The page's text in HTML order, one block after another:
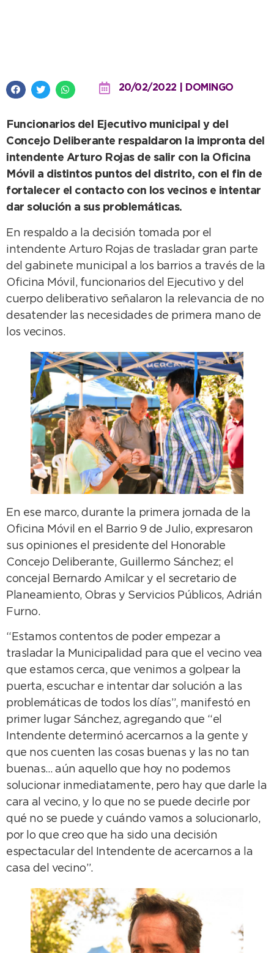
20/02/2022 | DOMINGO
Funcionarios del Ejecutivo municipal y del
Concejo Deliberante respaldaron la impronta del
intendente Arturo Rojas de salir con la Oficina
Móvil a distintos puntos del distrito, con el fin de
fortalecer el contacto con los vecinos e intentar
dar solución a sus problemáticas.
En respaldo a la decisión tomada por el
intendente Arturo Rojas de trasladar gran parte
del gabinete municipal a los barrios a través de la
Oficina Móvil, funcionarios del Ejecutivo y del
cuerpo deliberativo señalaron la relevancia de no
desatender las necesidades de primera mano de
los vecinos.
En ese marco, durante la primera jornada de la
Oficina Móvil en el Barrio 9 de Julio, expresaron
sus opiniones el presidente del Honorable
Concejo Deliberante, Guillermo Sánchez; el
concejal Bernardo Amilcar y el secretario de
Planeamiento, Obras y Servicios Públicos, Adrián
Furno.
“Estamos contentos de poder empezar a
trasladar la Municipalidad para que el vecino vea
que estamos cerca, que venimos a golpear la
puerta, escuchar e intentar dar solución a las
problemáticas de todos los días”, manifestó en
primer lugar Sánchez, agregando que “el
Intendente determinó acercarnos a la gente y
que nos cuenten las cosas buenas y las no tan
buenas… aún aquello que hoy no podemos
solucionar inmediatamente, pero hay que darle la
cara al vecino, y lo que no se puede decirle por
qué no se puede y cuándo vamos a solucionarlo,
por lo que creo que ha sido una decisión
espectacular del Intendente de acercarnos a la
casa del vecino”.